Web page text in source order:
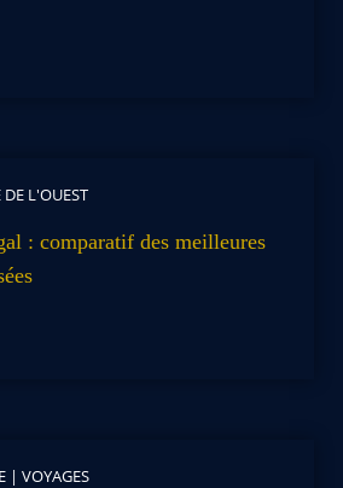
L'OUEST
: comparatif des meilleures
| VOYAGES